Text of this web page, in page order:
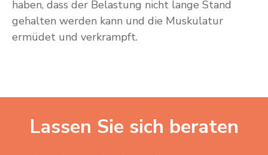
haben, dass der Belastung nicht lange Stand
gehalten werden kann und die Muskulatur
ermüdet und verkrampft.
Lassen Sie sich beraten